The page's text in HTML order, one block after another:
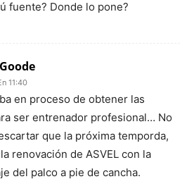
fuente? Donde lo pone?
11:40
en proceso de obtener las
ser entrenador profesional… No
que la próxima temporda,
renovación de ASVEL con la
del palco a pie de cancha.